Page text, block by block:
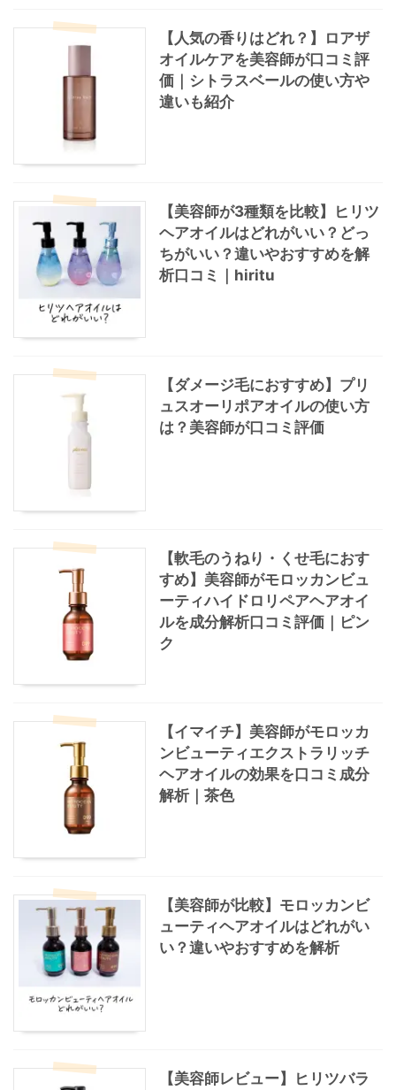
【人気の香りはどれ？】ロアザ
オイルケアを美容師が口コミ評
価｜シトラスベールの使い方や
違いも紹介
【美容師が3種類を比較】ヒリツ
ヘアオイルはどれがいい？どっ
ちがいい？違いやおすすめを解
析口コミ｜hiritu
【ダメージ毛におすすめ】プリ
ュスオーリポアオイルの使い方
は？美容師が口コミ評価
【軟毛のうねり・くせ毛におす
すめ】美容師がモロッカンビュ
ーティハイドロリペアヘアオイ
ルを成分解析口コミ評価｜ピン
ク
【イマイチ】美容師がモロッカ
ンビューティエクストラリッチ
ヘアオイルの効果を口コミ成分
解析｜茶色
【美容師が比較】モロッカンビ
ューティヘアオイルはどれがい
い？違いやおすすめを解析
【美容師レビュー】ヒリツバラ